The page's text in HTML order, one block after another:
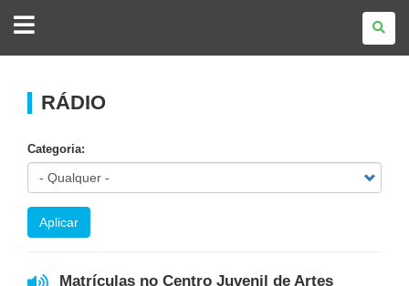
DO
RÁDIO
Categoria:
Aplicar
Matrículas no Centro Juvenil de Artes